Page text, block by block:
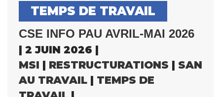
TEMPS DE TRAVAIL
CSE INFO PAU AVRIL-MAI 2026
| 2 JUIN 2026 |
MSI
RESTRUCTURATIONS
SANTÉ
AU TRAVAIL
TEMPS DE